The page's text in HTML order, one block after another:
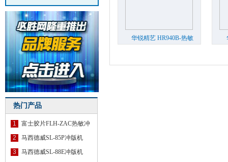
热门产品
1
富士胶片FLH-ZAC热敏冲
版机
2
马西德威SL-85P冲版机
3
马西德威SL-88E冲版机
华锐精艺 HR940B-热敏